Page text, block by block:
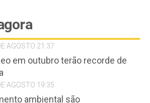
AGOSTO 21:37
em outubro terão recorde de
AGOSTO 19:35
ambiental são